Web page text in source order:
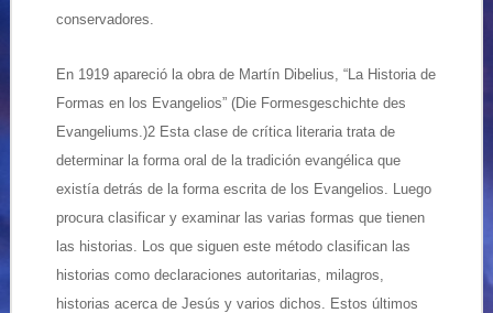
conservadores.
En 1919 apareció la obra de Martín Dibelius, “La Historia de
Formas en los Evangelios” (Die Formesgeschichte des
Evangeliums.)2 Esta clase de crítica literaria trata de
determinar la forma oral de la tradición evangélica que
existía detrás de la forma escrita de los Evangelios. Luego
procura clasificar y examinar las varias formas que tienen
las historias. Los que siguen este método clasifican las
historias como declaraciones autoritarias, milagros,
historias acerca de Jesús y varios dichos. Estos últimos